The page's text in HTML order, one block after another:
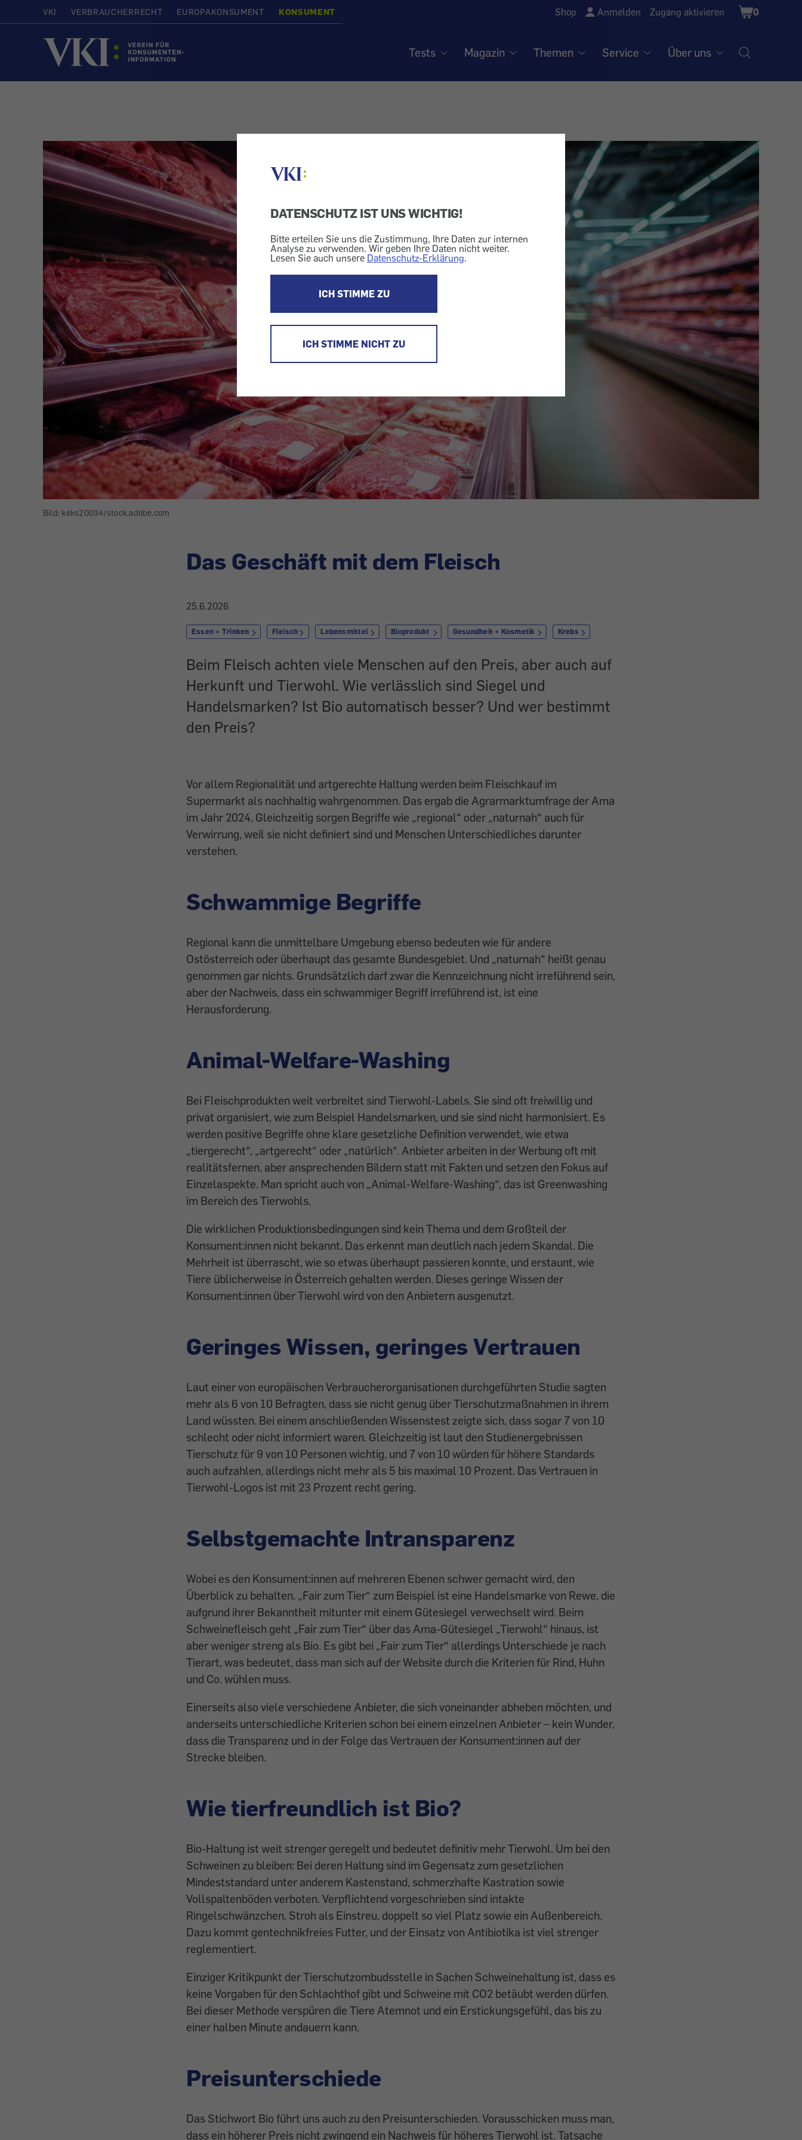
DATENSCHUTZ IST UNS WICHTIG!
Bitte erteilen Sie uns die Zustimmung, Ihre Daten zur internen
Analyse zu verwenden. Wir geben Ihre Daten nicht weiter.
Lesen Sie auch unsere Datenschutz-Erklärung.
ICH STIMME ZU
ICH STIMME NICHT ZU
VKI VERBRAUCHERRECHT EUROPAKONSUMENT KONSUMENT Shop Anmelden Zugang aktivieren
Shopping
Cart
0
Startseite
Tests Magazin Themen Service Über uns
Bild: keks20034/stock.adobe.com
Das Geschäft mit dem Fleisch
25.6.2026
Essen + Trinken Fleisch Lebensmittel Bioprodukt Gesundheit + Kosmetik Krebs
Beim Fleisch achten viele Menschen auf den Preis, aber auch auf
Herkunft und Tierwohl. Wie verlässlich sind Siegel und
Handelsmarken? Ist Bio automatisch besser? Und wer bestimmt
den Preis?
Vor allem Regionalität und artgerechte Haltung werden beim Fleischkauf im
Supermarkt als nachhaltig wahrgenommen. Das ergab die Agrarmarktumfrage der Ama
im Jahr 2024. Gleichzeitig sorgen Begriffe wie „regional“ oder „naturnah“ auch für
Verwirrung, weil sie nicht definiert sind und Menschen Unterschiedliches darunter
verstehen.
Schwammige Begriffe
Regional kann die unmittelbare Umgebung ebenso bedeuten wie für andere
Ostösterreich oder überhaupt das gesamte Bundesgebiet. Und „naturnah“ heißt genau
genommen gar nichts. Grundsätzlich darf zwar die Kennzeichnung nicht irreführend sein,
aber der Nachweis, dass ein schwammiger Begriff irreführend ist, ist eine
Herausforderung.
Animal-Welfare-Washing
Bei Fleischprodukten weit verbreitet sind Tierwohl-Labels. Sie sind oft freiwillig und
privat organisiert, wie zum Beispiel Handelsmarken, und sie sind nicht harmonisiert. Es
werden positive Begriffe ohne klare gesetzliche Definition verwendet, wie etwa
„tiergerecht“, „artgerecht“ oder „natürlich“. Anbieter arbeiten in der Werbung oft mit
realitätsfernen, aber ansprechenden Bildern statt mit Fakten und setzen den Fokus auf
Einzelaspekte. Man spricht auch von „Animal-Welfare-Washing“, das ist Greenwashing
im Bereich des Tierwohls.
Die wirklichen Produktionsbedingungen sind kein Thema und dem Großteil der
Konsument:innen nicht bekannt. Das erkennt man deutlich nach jedem Skandal. Die
Mehrheit ist überrascht, wie so etwas überhaupt passieren konnte, und erstaunt, wie
Tiere üblicherweise in Österreich gehalten werden. Dieses geringe Wissen der
Konsument:innen über Tierwohl wird von den Anbietern ausgenutzt.
Geringes Wissen, geringes Vertrauen
Laut einer von europäischen Verbraucherorganisationen durchgeführten Studie sagten
mehr als 6 von 10 Befragten, dass sie nicht genug über Tierschutzmaßnahmen in ihrem
Land wüssten. Bei einem anschließenden Wissenstest zeigte sich, dass sogar 7 von 10
schlecht oder nicht informiert waren. Gleichzeitig ist laut den Studienergebnissen
Tierschutz für 9 von 10 Personen wichtig, und 7 von 10 würden für höhere Standards
auch aufzahlen, allerdings nicht mehr als 5 bis maximal 10 Prozent. Das Vertrauen in
Tierwohl-Logos ist mit 23 Prozent recht gering.
Selbstgemachte Intransparenz
Wobei es den Konsument:innen auf mehreren Ebenen schwer gemacht wird, den
Überblick zu behalten. „Fair zum Tier“ zum Beispiel ist eine Handelsmarke von Rewe, die
aufgrund ihrer Bekanntheit mitunter mit einem Gütesiegel verwechselt wird. Beim
Schweinefleisch geht „Fair zum Tier“ über das Ama-Gütesiegel „Tierwohl“ hinaus, ist
aber weniger streng als Bio. Es gibt bei „Fair zum Tier“ allerdings Unterschiede je nach
Tierart, was bedeutet, dass man sich auf der Website durch die Kriterien für Rind, Huhn
und Co. wühlen muss.
Einerseits also viele verschiedene Anbieter, die sich voneinander abheben möchten, und
anderseits unterschiedliche Kriterien schon bei einem einzelnen Anbieter – kein Wunder,
dass die Transparenz und in der Folge das Vertrauen der Konsument:innen auf der
Strecke bleiben.
Wie tierfreundlich ist Bio?
Bio-Haltung ist weit strenger geregelt und bedeutet definitiv mehr Tierwohl. Um bei den
Schweinen zu bleiben: Bei deren Haltung sind im Gegensatz zum gesetzlichen
Mindeststandard unter anderem Kastenstand, schmerzhafte Kastration sowie
Vollspaltenböden verboten. Verpflichtend vorgeschrieben sind intakte
Ringelschwänzchen, Stroh als Einstreu, doppelt so viel Platz sowie ein Außenbereich.
Dazu kommt gentechnikfreies Futter, und der Einsatz von Antibiotika ist viel strenger
reglementiert.
Einziger Kritikpunkt der Tierschutzombudsstelle in Sachen Schweinehaltung ist, dass es
keine Vorgaben für den Schlachthof gibt und Schweine mit CO2 betäubt werden dürfen.
Bei dieser Methode verspüren die Tiere Atemnot und ein Erstickungsgefühl, das bis zu
einer halben Minute andauern kann.
Preisunterschiede
Das Stichwort Bio führt uns auch zu den Preisunterschieden. Vorausschicken muss man,
dass ein höherer Preis nicht zwingend ein Nachweis für höheres Tierwohl ist. Tatsache